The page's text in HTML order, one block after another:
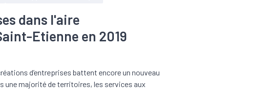
dans l'aire
Etienne en 2019
d’entreprises battent encore un nouveau
une majorité de territoires, les services aux